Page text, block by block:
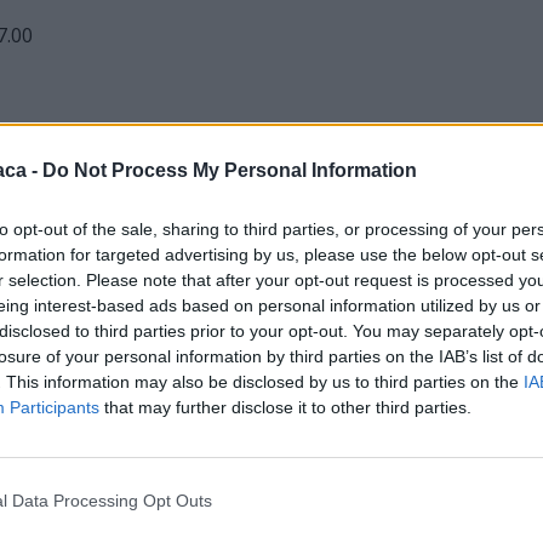
- Do Not Process My Personal Information
opt-out of the sale, sharing to third parties, or processing of your
for targeted advertising by us, please use the below opt-out
selection. Please note that after your opt-out request is processed
interest-based ads based on personal information utilized by us
to third parties prior to your opt-out. You may separately
of your personal information by third parties on the IAB’s list of
This information may also be disclosed by us to third parties on the
Participants that may further disclose it to other third parties.
Data Processing Opt Outs
-17.30
e 15.00 -17.30
monumenti cittadini, domenica 11 alle ore 15,00, con
cura di “Orizzonte Casale”.
con tessera unica Momu:
– 17,00) in cui sono esposti preziosi reliquiari, tessuti,